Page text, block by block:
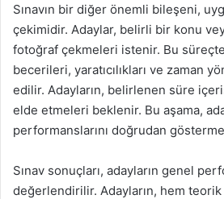
Sınavın bir diğer önemli bileşeni,
çekimidir. Adaylar, belirli bir konu
fotoğraf çekmeleri istenir. Bu
becerileri, yaratıcılıkları ve zaman
edilir. Adayların, belirlenen süre
elde etmeleri beklenir. Bu aşama,
performanslarını doğrudan gösterme
Sınav sonuçları, adayların genel
değerlendirilir. Adayların, hem